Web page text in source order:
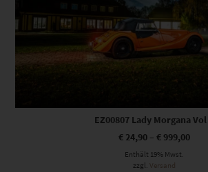
EZ00807 Lady Morgana
€ 24,90 – € 999,00
Enthält 19% Mwst.
zzgl. Versand